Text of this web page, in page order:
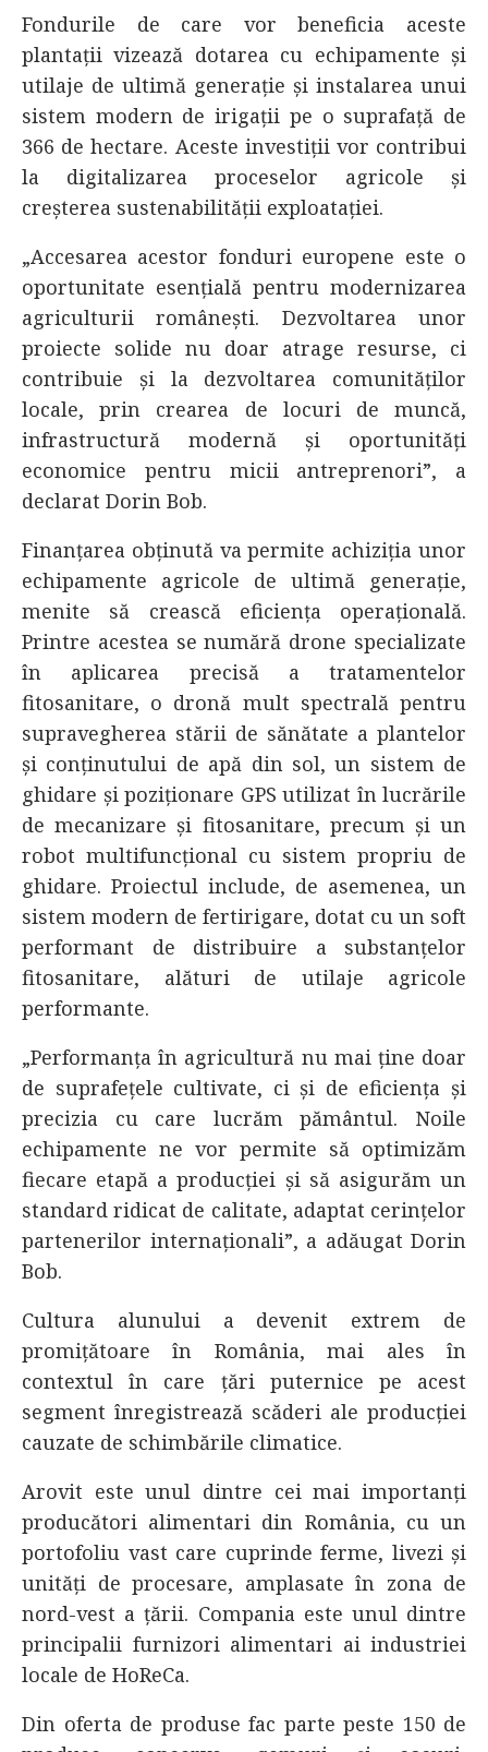
Fondurile de care vor beneficia aceste
plantații vizează dotarea cu echipamente și
utilaje de ultimă generație și instalarea unui
sistem modern de irigații pe o suprafață de
366 de hectare. Aceste investiții vor contribui
la digitalizarea proceselor agricole și
creșterea sustenabilității exploatației.
„Accesarea acestor fonduri europene este o
oportunitate esențială pentru modernizarea
agriculturii românești. Dezvoltarea unor
proiecte solide nu doar atrage resurse, ci
contribuie și la dezvoltarea comunităților
locale, prin crearea de locuri de muncă,
infrastructură modernă și oportunități
economice pentru micii antreprenori”, a
declarat Dorin Bob.
Finanțarea obținută va permite achiziția unor
echipamente agricole de ultimă generație,
menite să crească eficiența operațională.
Printre acestea se numără drone specializate
în aplicarea precisă a tratamentelor
fitosanitare, o dronă mult spectrală pentru
supravegherea stării de sănătate a plantelor
și conținutului de apă din sol, un sistem de
ghidare și poziționare GPS utilizat în lucrările
de mecanizare și fitosanitare, precum și un
robot multifuncțional cu sistem propriu de
ghidare. Proiectul include, de asemenea, un
sistem modern de fertirigare, dotat cu un soft
performant de distribuire a substanțelor
fitosanitare, alături de utilaje agricole
performante.
„Performanța în agricultură nu mai ține doar
de suprafețele cultivate, ci și de eficiența și
precizia cu care lucrăm pământul. Noile
echipamente ne vor permite să optimizăm
fiecare etapă a producției și să asigurăm un
standard ridicat de calitate, adaptat cerințelor
partenerilor internaționali”, a adăugat Dorin
Bob.
Cultura alunului a devenit extrem de
promițătoare în România, mai ales în
contextul în care țări puternice pe acest
segment înregistrează scăderi ale producției
cauzate de schimbările climatice.
Arovit este unul dintre cei mai importanți
producători alimentari din România, cu un
portofoliu vast care cuprinde ferme, livezi și
unități de procesare, amplasate în zona de
nord-vest a țării. Compania este unul dintre
principalii furnizori alimentari ai industriei
locale de HoReCa.
Din oferta de produse fac parte peste 150 de